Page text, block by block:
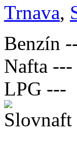
Trnava,
Benzín
Nafta ---
LPG ---